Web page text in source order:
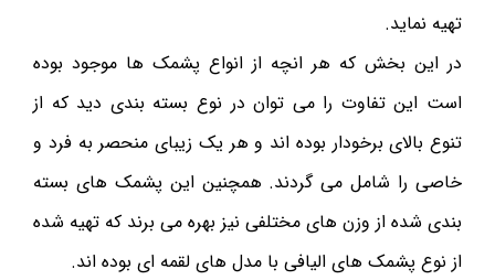
تهیه نماید.
در این بخش که هر انچه از انواع پشمک ها موجود بوده
است این تفاوت را می توان در نوع بسته بندی دید که از
تنوع بالای برخودار بوده اند و هر یک زیبای منحصر به فرد و
خاصی را شامل می گردند. همچنین این پشمک های بسته
بندی شده از وزن های مختلفی نیز بهره می برند که تهیه شده
از نوع پشمک های الیافی با مدل های لقمه ای بوده اند.